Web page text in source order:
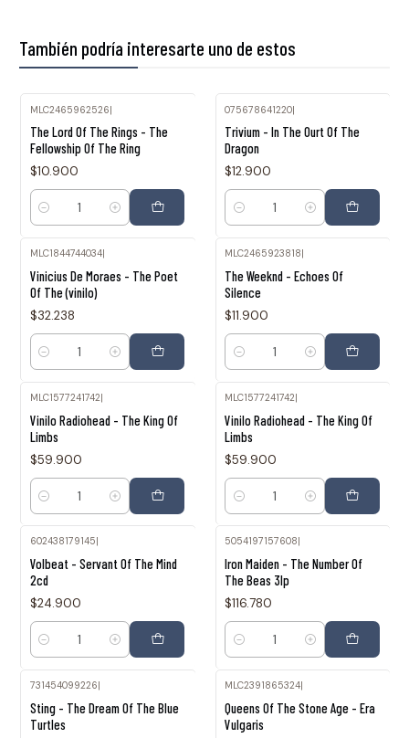
También podría interesarte uno de estos
MLC2465962526|
The Lord Of The Rings - The
Fellowship Of The Ring
$10.900
Cantidad
075678641220|
Trivium - In The Ourt Of The
Dragon
$12.900
Cantidad
MLC1844744034|
Vinicius De Moraes - The Poet
Of The (vinilo)
$32.238
Cantidad
MLC2465923818
The Weeknd - Echoes Of
Silence
$11.900
Cantidad
MLC1577241742|
Vinilo Radiohead - The King Of
Limbs
$59.900
Cantidad
MLC1577241742|
Vinilo Radiohead - The King Of
Limbs
$59.900
Cantidad
602438179145
Volbeat - Servant Of The Mind
2cd
$24.900
Cantidad
5054197157608
Iron Maiden - The Number Of
The Beas 3lp
$116.780
Cantidad
731454099226|
Sting - The Dream Of The Blue
Turtles
MLC2391865324|
Queens Of The Stone Age - Era
Vulgaris